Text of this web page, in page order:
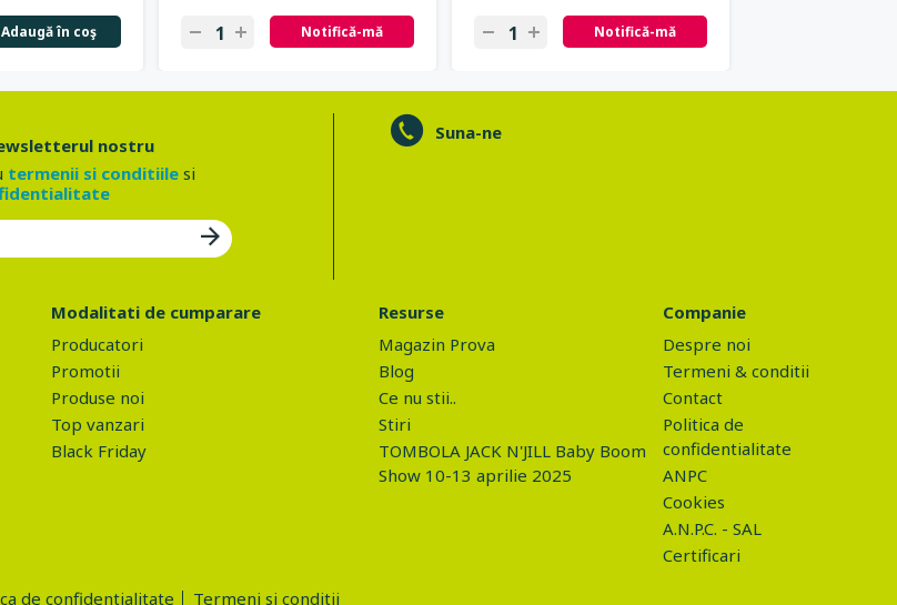
Adaugă în coş Notifică-mă Notifică-mă
nostru
termenii si conditiilesi
Suna-ne
Modalitati de cumparare
Producatori
Promotii
Produse noi
Top vanzari
Black Friday
Resurse
Magazin Prova
Blog
Ce nu stii..
Stiri
TOMBOLA JACK N'JILL Baby Boom
Show 10-13 aprilie 2025
Companie
Despre noi
Termeni & conditii
Contact
Politica de
confidentialitate
ANPC
Cookies
A.N.P.C. - SAL
Certificari
de confidentialitate
Termeni si conditii